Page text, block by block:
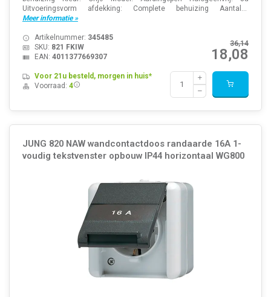
Uitvoeringsvorm afdekking: Complete behuizing Aantal...
Meer informatie »
36,14
18,08
Artikelnummer: 345485
SKU: 821 FKIW
EAN: 4011377669307
Voor 21u besteld, morgen in huis*
Voorraad: 4
JUNG 820 NAW wandcontactdoos randaarde 16A 1-
voudig tekstvenster opbouw IP44 horizontaal WG800